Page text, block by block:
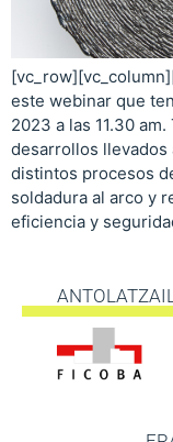
este webinar que
2023 a las 11.30
desarrollos llevados
distintos procesos
soldadura al arco y
eficiencia y